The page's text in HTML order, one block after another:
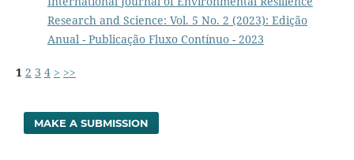
Research and Science: Vol. 5 No. 2 (2023): Edição
Anual - Publicação Fluxo Contínuo - 2023
1 2 3 4 > >>
MAKE A SUBMISSION